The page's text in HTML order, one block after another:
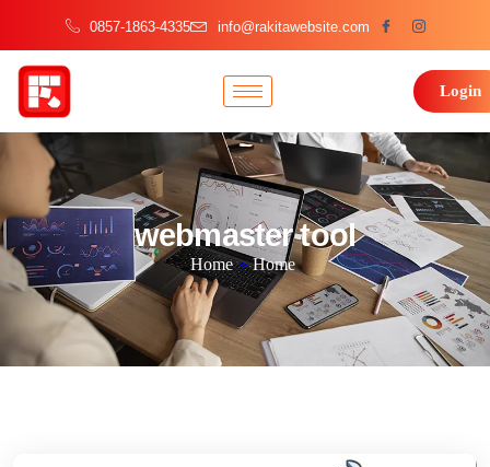
0857-1863-4335 info@rakitawebsite.com
Login
webmaster tool
Home » Home